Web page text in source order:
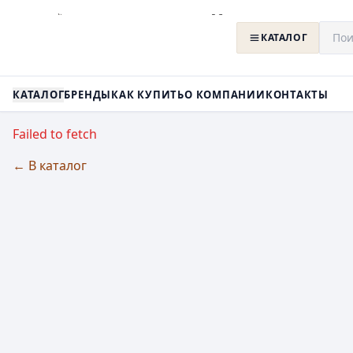
КАТАЛОГ
КАТАЛОГБРЕНДЫКАК КУПИТЬО КОМПАНИИКОНТАКТЫ
Failed to fetch
← В каталог